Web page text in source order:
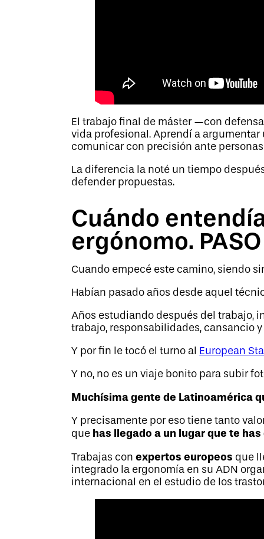
El trabajo final de máster —con
vida profesional. Aprendí a
comunicar con precisión ante
La diferencia la noté un tiempo
defender propuestas.
Cuándo
ergónomo.
Cuando empecé este camino, siendo
Habían pasado años desde aquel
Años estudiando después del trabajo,
trabajo, responsabilidades, cansancio
Y por fin le tocó el turno al European
Y no, no es un viaje bonito para subir
Muchísima gente de Latinoamérica
Y precisamente por eso tiene tanto
que has llegado a un lugar que te
Trabajas conexpertos europeos que
integrado la ergonomía en su ADN
internacional en el estudio de los